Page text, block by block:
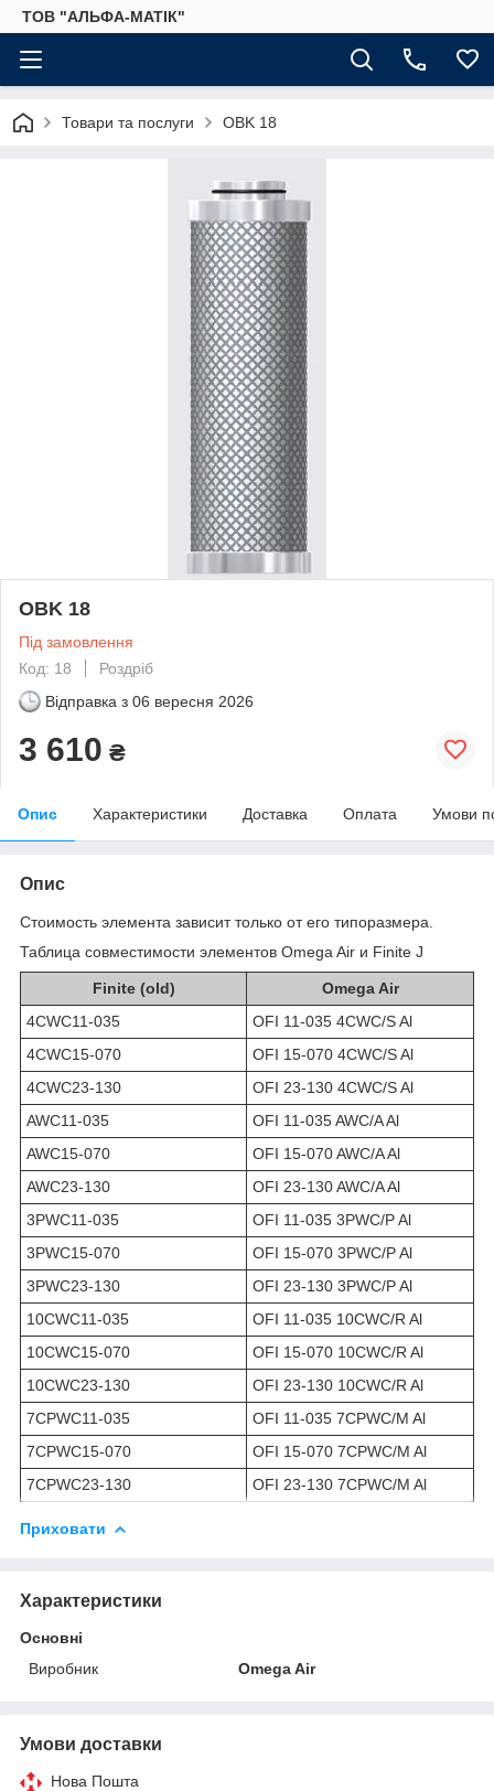
ТОВ "АЛЬФА-МАТІК"
Товари та послуги OBK 18
OBK 18
Під замовлення
Код: 18
Роздріб
Відправка з 06 вересня 2026
3 610 ₴
Опис Характеристики Доставка Оплата Умови
Опис
Стоимость элемента зависит только от его типоразмера.
Таблица совместимости элементов Omega Air и Finite J
Finite (old)
Omega Air
4CWC11-035
OFI 11-035 4CWC/S Al
4CWC15-070
OFI 15-070 4CWC/S Al
4CWC23-130
OFI 23-130 4CWC/S Al
AWC11-035
OFI 11-035 AWC/A Al
AWC15-070
OFI 15-070 AWC/A Al
AWC23-130
OFI 23-130 AWC/A Al
3PWC11-035
OFI 11-035 3PWC/P Al
3PWC15-070
OFI 15-070 3PWC/P Al
3PWC23-130
OFI 23-130 3PWC/P Al
10CWC11-035
OFI 11-035 10CWC/R Al
10CWC15-070
OFI 15-070 10CWC/R Al
10CWC23-130
OFI 23-130 10CWC/R Al
7CPWC11-035
OFI 11-035 7CPWC/M Al
7CPWC15-070
OFI 15-070 7CPWC/M Al
7CPWC23-130
OFI 23-130 7CPWC/M Al
Приховати
Характеристики
Основні
Виробник
Omega Air
Умови доставки
Нова Пошта